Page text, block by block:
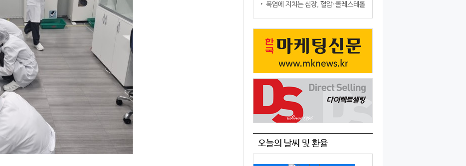
폭염에 지치는 심장, 혈압·콜레스테롤만 챙기면 될까?
오늘의 날씨 및 환율